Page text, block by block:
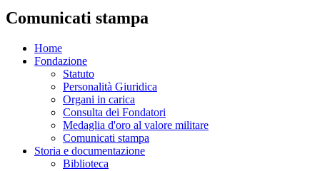
Comunicati stampa
Home
Fondazione
Statuto
Personalità Giuridica
Organi in carica
Consulta dei Fondatori
Medaglia d'oro al valore militare
Comunicati stampa
Storia e documentazione
Biblioteca